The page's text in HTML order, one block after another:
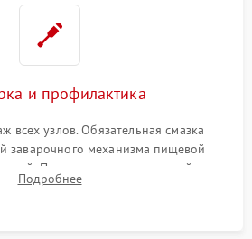
и профилактика
всех узлов. Обязательная смазка
заварочного механизма пищевой
Проведение программной
системы от кофейных масел.
Подробнее